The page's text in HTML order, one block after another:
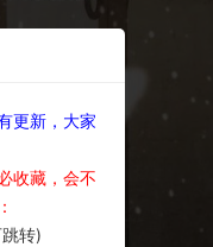
更新，大家
收藏，会不
转)